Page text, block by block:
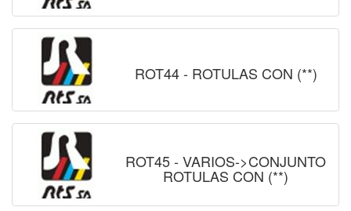
ROT44 - ROTULAS CON (**)
ROT45 - VARIOS->CONJUNTO
ROTULAS CON (**)